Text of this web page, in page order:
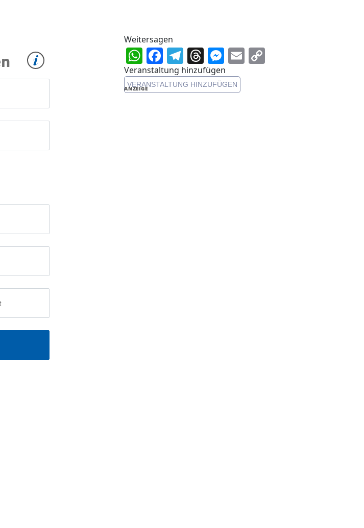
Weitersagen
WhatsApp
Facebook
Telegram
Threads
Messenger
Email
Veranstaltung hinzufügen
VERANSTALTUNG HINZUFÜGEN
ANZEIGE